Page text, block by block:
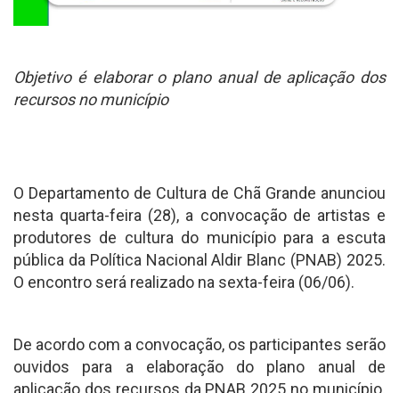
Objetivo é elaborar o plano anual de aplicação dos
recursos no município
O Departamento de Cultura de Chã Grande anunciou
nesta quarta-feira (28), a convocação de artistas e
produtores de cultura do município para a escuta
pública da Política Nacional Aldir Blanc (PNAB) 2025.
O encontro será realizado na sexta-feira (06/06).
De acordo com a convocação, os participantes serão
ouvidos para a elaboração do plano anual de
aplicação dos recursos da PNAB 2025 no município.